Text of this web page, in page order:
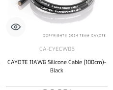
CA-CYECW05
CAYOTE 11AWG Silicone Cable (100cm)-
Black